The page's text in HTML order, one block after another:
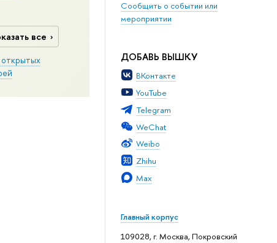
Сообщить о событии или
мероприятии
ДОБАВЬ ВЫШКУ
ВКонтакте
YouTube
Telegram
WeChat
Weibo
Zhihu
Max
Главный корпус
109028, г. Москва, Покровский
все